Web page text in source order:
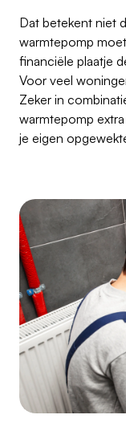
Dat betekent niet
warmtepomp
financiële plaatje
Voor veel
Zeker in
warmtepomp
je eigen